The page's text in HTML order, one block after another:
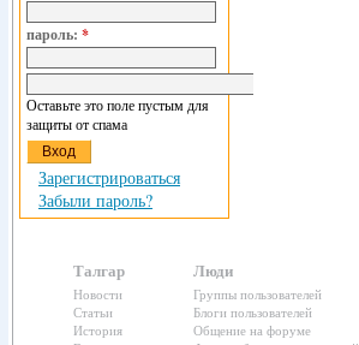
пароль: *
Оставьте это поле пустым для
защиты от спама
Зарегистрироваться
Забыли пароль?
Талгар
Новости
Статьи
История
Люди
Группы пользователей
Блоги пользователей
Общение на форуме